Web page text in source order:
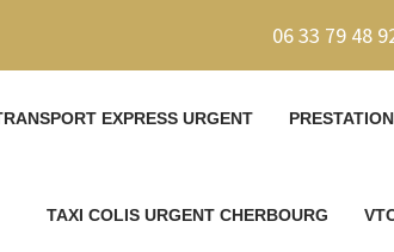
06 33 79 48
EXPRESS URGENT
TAXI COLIS URGENT CHERBOURG